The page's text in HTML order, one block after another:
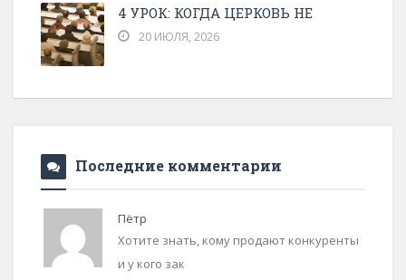
4 УРОК: КОГДА ЦЕРКОВЬ НЕ
20 ИЮЛЯ, 2026
Последние комментарии
Пётр
Хотите знать, кому продают конкуренты
и у кого зак